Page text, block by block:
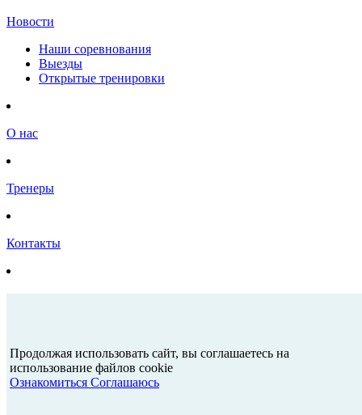
Новости
Наши соревнования
Выезды
Открытые тренировки
О нас
Тренеры
Контакты
Свяжитесь с нами
Продолжая использовать сайт, вы соглашаетесь на
использование файлов cookie
Ознакомиться Соглашаюсь